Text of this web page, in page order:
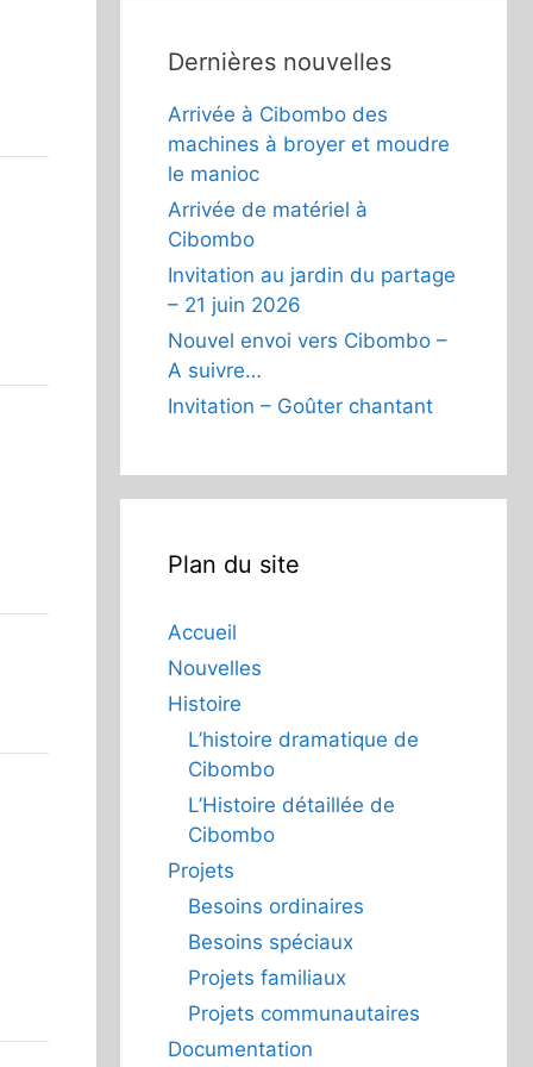
Dernières nouvelles
Arrivée à Cibombo des
machines à broyer et moudre
le manioc
Arrivée de matériel à
Cibombo
Invitation au jardin du partage
– 21 juin 2026
Nouvel envoi vers Cibombo –
A suivre…
Invitation – Goûter chantant
Plan du site
Accueil
Nouvelles
Histoire
L’histoire dramatique de
Cibombo
L’Histoire détaillée de
Cibombo
Projets
Besoins ordinaires
Besoins spéciaux
Projets familiaux
Projets communautaires
Documentation